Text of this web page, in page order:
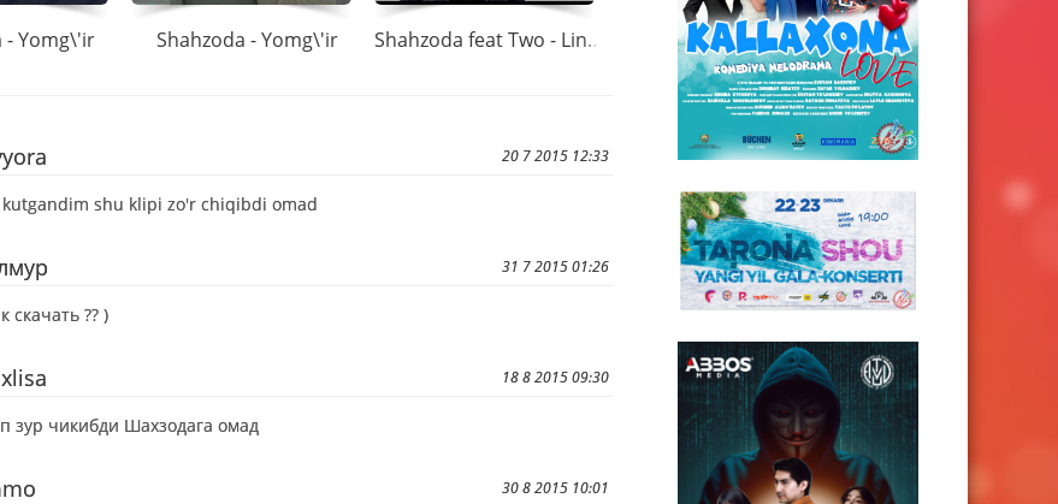
- Yomg\'ir Shahzoda - Yomg\'ir Shahzoda feat Two - Linda
20 7 2015 12:33
kutgandim shu klipi zo'r chiqibdi omad
31 7 2015 01:26
скачать ?? )
18 8 2015 09:30
зур чикибди Шахзодага омад
30 8 2015 10:01